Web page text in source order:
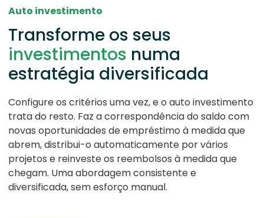
Auto investimento
Transforme os seus
investimentos numa
estratégia diversificada
Configure os critérios uma vez, e o auto investimento
trata do resto. Faz a correspondência do saldo com
novas oportunidades de empréstimo à medida que
abrem, distribui-o automaticamente por vários
projetos e reinveste os reembolsos à medida que
chegam. Uma abordagem consistente e
diversificada, sem esforço manual.